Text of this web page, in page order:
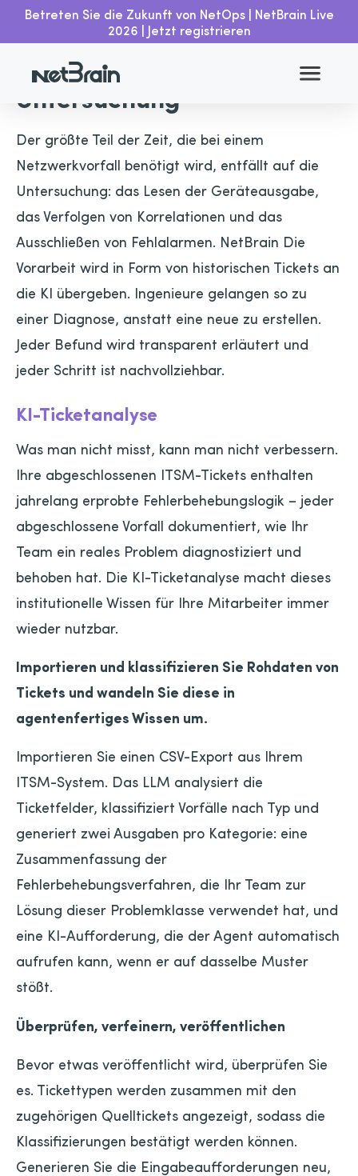
Betreten Sie die Zukunft von NetOps | NetBrain Live
2026 | Jetzt registrieren
KI-Diagnose & -
Untersuchung
Der größte Teil der Zeit, die bei einem
Netzwerkvorfall benötigt wird, entfällt auf die
Untersuchung: das Lesen der Geräteausgabe,
das Verfolgen von Korrelationen und das
Ausschließen von Fehlalarmen. NetBrain Die
Vorarbeit wird in Form von historischen Tickets an
die KI übergeben. Ingenieure gelangen so zu
einer Diagnose, anstatt eine neue zu erstellen.
Jeder Befund wird transparent erläutert und
jeder Schritt ist nachvollziehbar.
KI-Ticketanalyse
Was man nicht misst, kann man nicht verbessern.
Ihre abgeschlossenen ITSM-Tickets enthalten
jahrelang erprobte Fehlerbehebungslogik – jeder
abgeschlossene Vorfall dokumentiert, wie Ihr
Team ein reales Problem diagnostiziert und
behoben hat. Die KI-Ticketanalyse macht dieses
institutionelle Wissen für Ihre Mitarbeiter immer
wieder nutzbar.
Importieren und klassifizieren Sie Rohdaten von
Tickets und wandeln Sie diese in
agentenfertiges Wissen um.
Importieren Sie einen CSV-Export aus Ihrem
ITSM-System. Das LLM analysiert die
Ticketfelder, klassifiziert Vorfälle nach Typ und
generiert zwei Ausgaben pro Kategorie: eine
Zusammenfassung der
Fehlerbehebungsverfahren, die Ihr Team zur
Lösung dieser Problemklasse verwendet hat, und
eine KI-Aufforderung, die der Agent automatisch
aufrufen kann, wenn er auf dasselbe Muster
stößt.
Überprüfen, verfeinern, veröffentlichen
Bevor etwas veröffentlicht wird, überprüfen Sie
es. Tickettypen werden zusammen mit den
zugehörigen Quelltickets angezeigt, sodass die
Klassifizierungen bestätigt werden können.
Generieren Sie die Eingabeaufforderungen neu,